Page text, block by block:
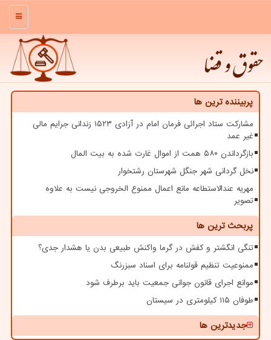
منو
حقوق و قضا
پربیننده ترین ها
مشارکت ستاد اجرائی فرمان امام در آزادی ۱۵۲۳ زندانی جرایم مالی
غیر عمد
بازگرداندن ۵۸۰ همت از اموال غارت شده به بیت المال
نخل گردانی شهر جنگل شهرستان رشتخوار
مهریه عندالاستطاعه مانع اعمال ممنوع الخروجی نیست به علاوه
تصویر
پربحث ترین ها
تنگی انگشتر و کفش در گرما واکنش طبیعی بدن یا هشدار جدی؟
ممنوعیت تنظیم قولنامه برای اسناد سبزرنگ
موانع اجرای قانون جوانی جمعیت باید برطرف شود
طوفان ۱۱۵ کیلومتری در سیستان
جدیدترین ها